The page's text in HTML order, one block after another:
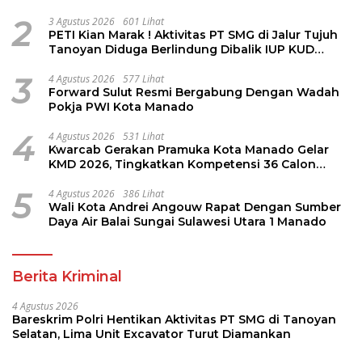
2 3 Agustus 2026 601 Lihat
PETI Kian Marak ! Aktivitas PT SMG di Jalur Tujuh
Tanoyan Diduga Berlindung Dibalik IUP KUD
3 4 Agustus 2026 577 Lihat
Forward Sulut Resmi Bergabung Dengan Wadah
Pokja PWI Kota Manado
4 4 Agustus 2026 531 Lihat
Kwarcab Gerakan Pramuka Kota Manado Gelar
KMD 2026, Tingkatkan Kompetensi 36 Calon
5 4 Agustus 2026 386 Lihat
Wali Kota Andrei Angouw Rapat Dengan Sumber
Daya Air Balai Sungai Sulawesi Utara 1 Manado
Berita Kriminal
4 Agustus 2026
Bareskrim Polri Hentikan Aktivitas PT SMG di Tanoyan
Selatan, Lima Unit Excavator Turut Diamankan